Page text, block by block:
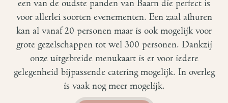
een van de oudste panden van Baarn die perfect is
voor allerlei soorten evenementen. Een zaal afhuren
kan al vanaf 20 personen maar is ook mogelijk voor
grote gezelschappen tot wel 300 personen. Dankzij
onze uitgebreide menukaart is er voor iedere
gelegenheid bijpassende catering mogelijk. In overleg
is vaak nog meer mogelijk.